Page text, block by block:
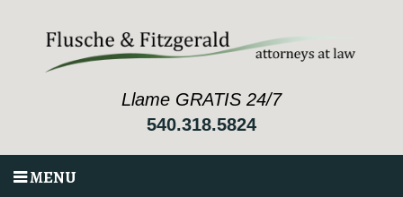
Llame GRATIS 24/7
540.318.5824
MENU